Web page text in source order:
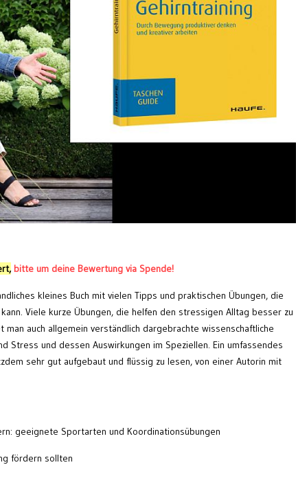
bitte um deine Bewertung via Spende!
kleines Buch mit vielen Tipps und praktischen Übungen, die
Viele kurze Übungen, die helfen den stressigen Alltag besser zu
auch allgemein verständlich dargebrachte wissenschaftliche
Stress und dessen Auswirkungen im Speziellen. Ein umfassendes
sehr gut aufgebaut und flüssig zu lesen, von einer Autorin mit
geeignete Sportarten und Koordinationsübungen
fördern sollten